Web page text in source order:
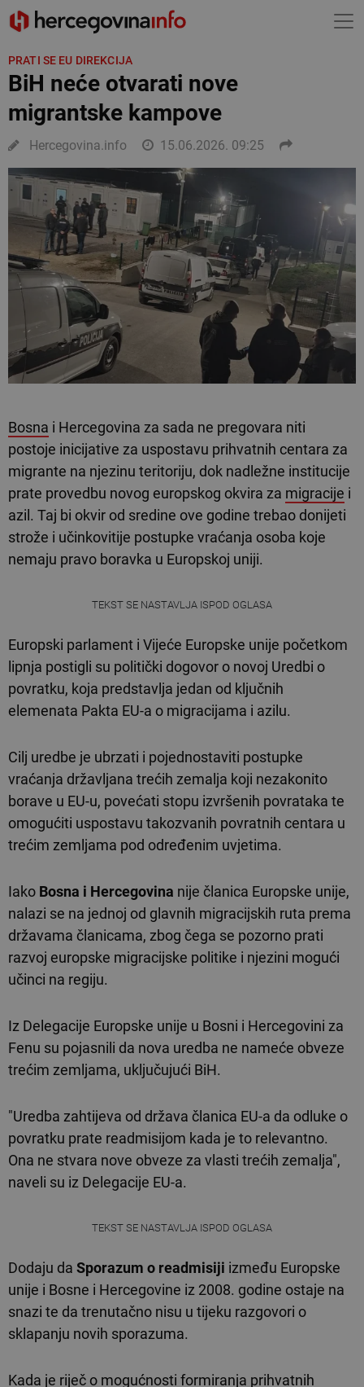
PRATI SE EU DIREKCIJA
BiH neće otvarati nove
migrantske kampove
Hercegovina.info 15.06.2026. 09:25
Bosna i Hercegovina za sada ne pregovara niti
postoje inicijative za uspostavu prihvatnih centara za
migrante na njezinu teritoriju, dok nadležne institucije
prate provedbu novog europskog okvira za migracije i
azil. Taj bi okvir od sredine ove godine trebao donijeti
strože i učinkovitije postupke vraćanja osoba koje
nemaju pravo boravka u Europskoj uniji.
TEKST SE NASTAVLJA ISPOD OGLASA
Europski parlament i Vijeće Europske unije početkom
lipnja postigli su politički dogovor o novoj Uredbi o
povratku, koja predstavlja jedan od ključnih
elemenata Pakta EU-a o migracijama i azilu.
Cilj uredbe je ubrzati i pojednostaviti postupke
vraćanja državljana trećih zemalja koji nezakonito
borave u EU-u, povećati stopu izvršenih povrataka te
omogućiti uspostavu takozvanih povratnih centara u
trećim zemljama pod određenim uvjetima.
Iako Bosna i Hercegovina nije članica Europske unije,
nalazi se na jednoj od glavnih migracijskih ruta prema
državama članicama, zbog čega se pozorno prati
razvoj europske migracijske politike i njezini mogući
učinci na regiju.
Iz Delegacije Europske unije u Bosni i Hercegovini za
Fenu su pojasnili da nova uredba ne nameće obveze
trećim zemljama, uključujući BiH.
"Uredba zahtijeva od država članica EU-a da odluke o
povratku prate readmisijom kada je to relevantno.
Ona ne stvara nove obveze za vlasti trećih zemalja",
naveli su iz Delegacije EU-a.
TEKST SE NASTAVLJA ISPOD OGLASA
Dodaju da Sporazum o readmisiji između Europske
unije i Bosne i Hercegovine iz 2008. godine ostaje na
snazi te da trenutačno nisu u tijeku razgovori o
sklapanju novih sporazuma.
Kada je riječ o mogućnosti formiranja prihvatnih